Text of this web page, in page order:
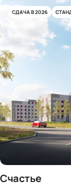
СДАЧА В 2026
Счастье